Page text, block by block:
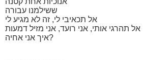
ששילמנו עבורה
אל תכאיבי לי, זה לא מגיע לי
אל תהרגי אותי, אני רועד, אני מזיל דמעות
איך אני אחיה?